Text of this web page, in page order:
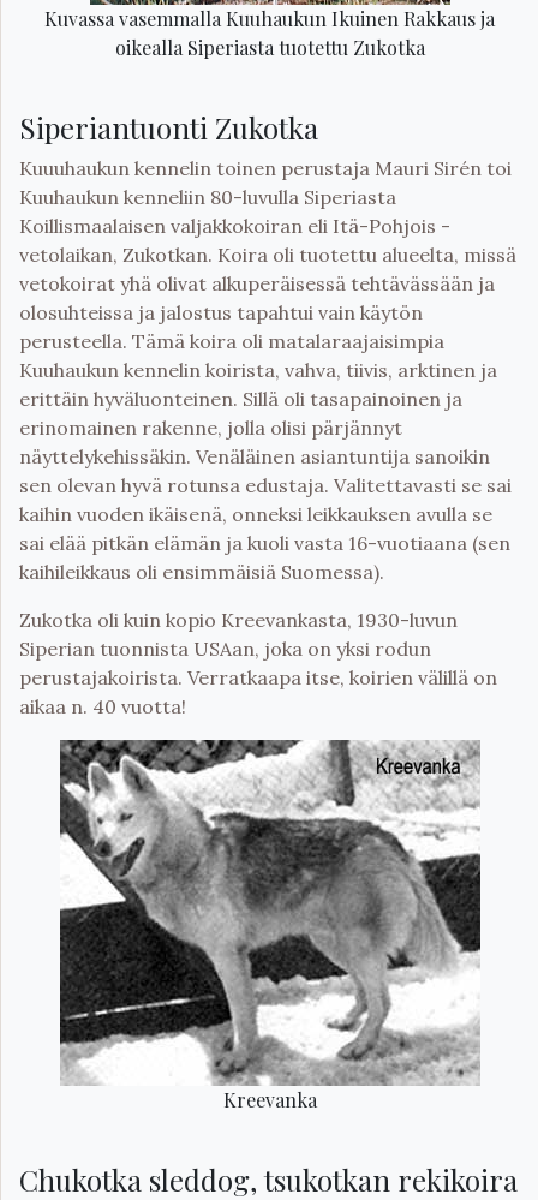
Kuvassa vasemmalla Kuuhaukun Ikuinen Rakkaus ja
oikealla Siperiasta tuotettu Zukotka
Siperiantuonti Zukotka
Kuuuhaukun kennelin toinen perustaja Mauri Sirén toi
Kuuhaukun kenneliin 80-luvulla Siperiasta
Koillismaalaisen valjakkokoiran eli Itä-Pohjois -
vetolaikan, Zukotkan. Koira oli tuotettu alueelta, missä
vetokoirat yhä olivat alkuperäisessä tehtävässään ja
olosuhteissa ja jalostus tapahtui vain käytön
perusteella. Tämä koira oli matalaraajaisimpia
Kuuhaukun kennelin koirista, vahva, tiivis, arktinen ja
erittäin hyväluonteinen. Sillä oli tasapainoinen ja
erinomainen rakenne, jolla olisi pärjännyt
näyttelykehissäkin. Venäläinen asiantuntija sanoikin
sen olevan hyvä rotunsa edustaja. Valitettavasti se sai
kaihin vuoden ikäisenä, onneksi leikkauksen avulla se
sai elää pitkän elämän ja kuoli vasta 16-vuotiaana (sen
kaihileikkaus oli ensimmäisiä Suomessa).
Zukotka oli kuin kopio Kreevankasta, 1930-luvun
Siperian tuonnista USAan, joka on yksi rodun
perustajakoirista. Verratkaapa itse, koirien välillä on
aikaa n. 40 vuotta!
Kreevanka
Chukotka sleddog, tsukotkan rekikoira